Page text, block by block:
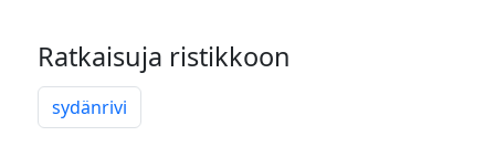
Ratkaisuja ristikkoon
sydänrivi